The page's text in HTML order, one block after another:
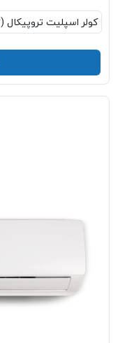
کولر اسپلیت تروپیکال (T3) روتاری IAC-18CH/XA/TR/A